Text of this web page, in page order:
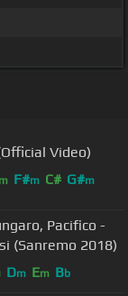
Video)
m F#m C# G#m
Pacifico -
(Sanremo 2018)
Dm Em Bb